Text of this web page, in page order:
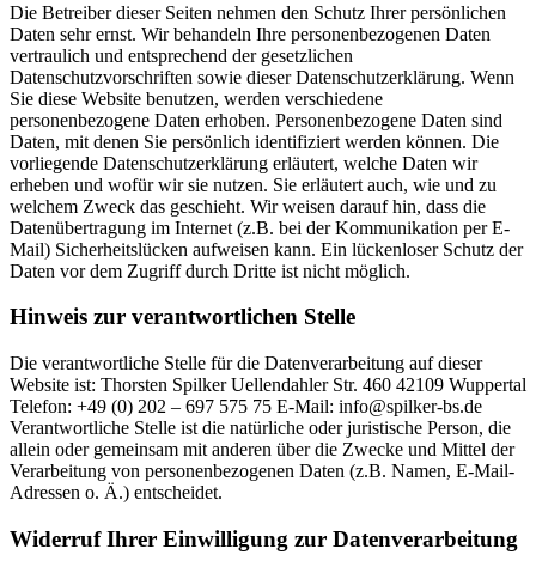
Die Betreiber dieser Seiten nehmen den Schutz Ihrer persönlichen
Daten sehr ernst. Wir behandeln Ihre personenbezogenen Daten
vertraulich und entsprechend der gesetzlichen
Datenschutzvorschriften sowie dieser Datenschutzerklärung. Wenn
Sie diese Website benutzen, werden verschiedene
personenbezogene Daten erhoben. Personenbezogene Daten sind
Daten, mit denen Sie persönlich identifiziert werden können. Die
vorliegende Datenschutzerklärung erläutert, welche Daten wir
erheben und wofür wir sie nutzen. Sie erläutert auch, wie und zu
welchem Zweck das geschieht. Wir weisen darauf hin, dass die
Datenübertragung im Internet (z.B. bei der Kommunikation per E-
Mail) Sicherheitslücken aufweisen kann. Ein lückenloser Schutz der
Daten vor dem Zugriff durch Dritte ist nicht möglich.
Hinweis zur verantwortlichen Stelle
Die verantwortliche Stelle für die Datenverarbeitung auf dieser
Website ist: Thorsten Spilker Uellendahler Str. 460 42109 Wuppertal
Telefon: +49 (0) 202 – 697 575 75 E-Mail: info@spilker-bs.de
Verantwortliche Stelle ist die natürliche oder juristische Person, die
allein oder gemeinsam mit anderen über die Zwecke und Mittel der
Verarbeitung von personenbezogenen Daten (z.B. Namen, E-Mail-
Adressen o. Ä.) entscheidet.
Widerruf Ihrer Einwilligung zur Datenverarbeitung